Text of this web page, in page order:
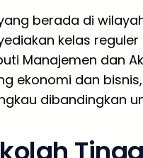
yang berada di
kelas
Manajemen dan
ekonomi dan
dibandingkan